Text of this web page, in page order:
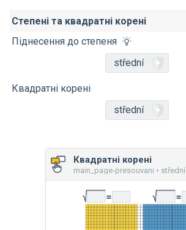
Степені та квадратні корені
Піднесення до степеня
střední
Квадратні корені
střední
Квадратні корені
main_page-presouvani • střední